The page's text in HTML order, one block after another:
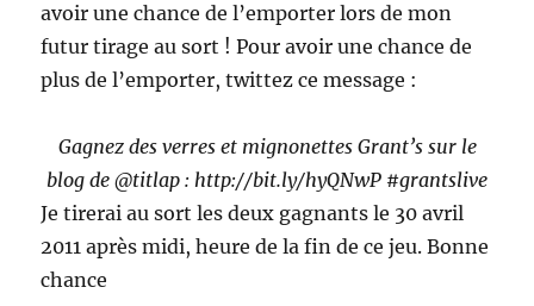
avoir une chance de l’emporter lors de mon
futur tirage au sort ! Pour avoir une chance de
plus de l’emporter, twittez ce message :
Gagnez des verres et mignonettes Grant’s sur le
blog de @titlap : http://bit.ly/hyQNwP #grantslive
Je tirerai au sort les deux gagnants le 30 avril
2011 après midi, heure de la fin de ce jeu. Bonne
chance